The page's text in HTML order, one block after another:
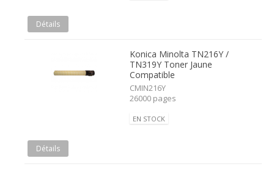
Détails
Konica Minolta TN216Y /
TN319Y Toner Jaune
Compatible
CMIN216Y
26000 pages
EN STOCK
Détails